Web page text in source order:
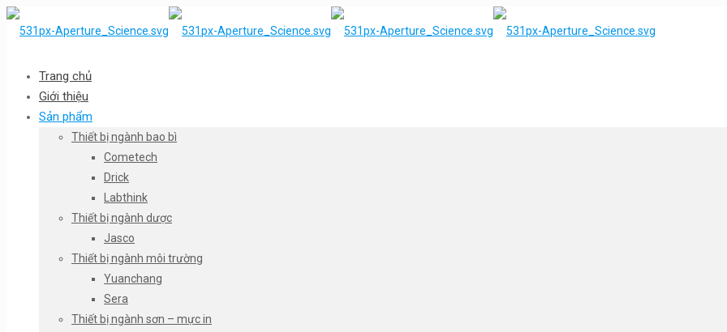
Trang chủ
Giới thiệu
Sản phẩm
Thiết bị ngành bao bì
Cometech
Drick
Labthink
Thiết bị ngành dược
Jasco
Thiết bị ngành môi trường
Yuanchang
Sera
Thiết bị ngành sơn – mực in